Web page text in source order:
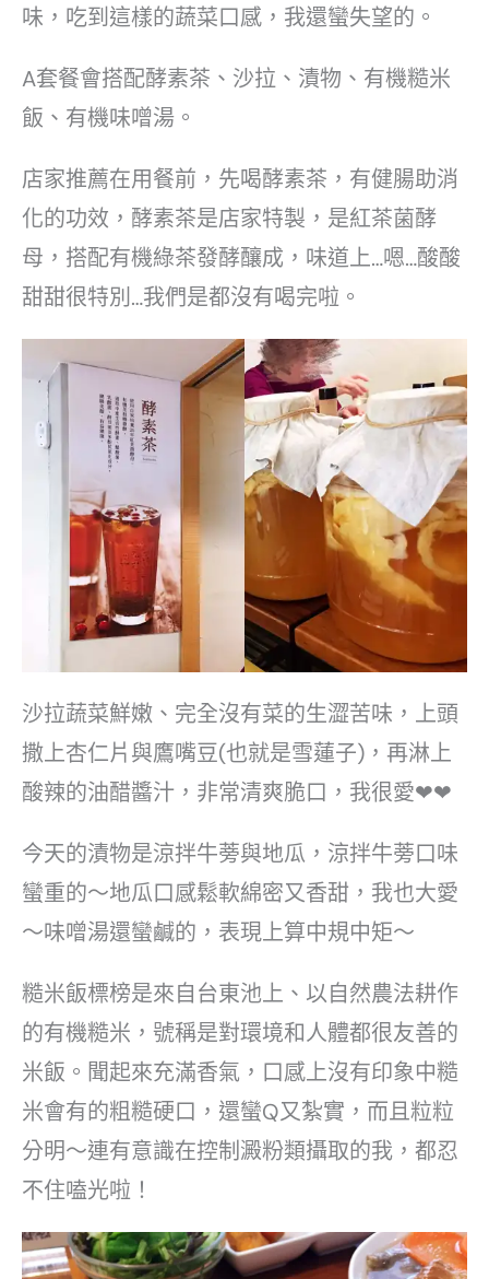
味，吃到這樣的蔬菜口感，我還蠻失望的。
A套餐會搭配酵素茶、沙拉、漬物、有機糙米
飯、有機味噌湯。
店家推薦在用餐前，先喝酵素茶，有健腸助消
化的功效，酵素茶是店家特製，是紅茶菌酵
母，搭配有機綠茶發酵釀成，味道上…嗯…酸酸
甜甜很特別…我們是都沒有喝完啦。
沙拉蔬菜鮮嫩、完全沒有菜的生澀苦味，上頭
撒上杏仁片與鷹嘴豆(也就是雪蓮子)，再淋上
酸辣的油醋醬汁，非常清爽脆口，我很愛❤❤
今天的漬物是涼拌牛蒡與地瓜，涼拌牛蒡口味
蠻重的～地瓜口感鬆軟綿密又香甜，我也大愛
～味噌湯還蠻鹹的，表現上算中規中矩～
糙米飯標榜是來自台東池上、以自然農法耕作
的有機糙米，號稱是對環境和人體都很友善的
米飯。聞起來充滿香氣，口感上沒有印象中糙
米會有的粗糙硬口，還蠻Q又紮實，而且粒粒
分明～連有意識在控制澱粉類攝取的我，都忍
不住嗑光啦！